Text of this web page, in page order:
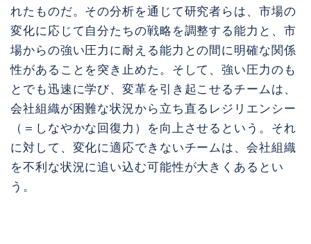
れたものだ。その分析を通じて研究者らは、市場の
変化に応じて自分たちの戦略を調整する能力と、市
場からの強い圧力に耐える能力との間に明確な関係
性があることを突き止めた。そして、強い圧力のも
とでも迅速に学び、変革を引き起こせるチームは、
会社組織が困難な状況から立ち直るレジリエンシー
（＝しなやかな回復力）を向上させるという。それ
に対して、変化に適応できないチームは、会社組織
を不利な状況に追い込む可能性が大きくあるとい
う。